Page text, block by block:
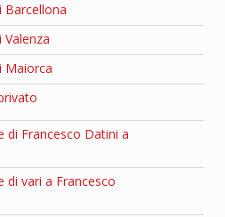
Barcellona
Valenza
Maiorca
di Francesco Datini a
di vari a Francesco